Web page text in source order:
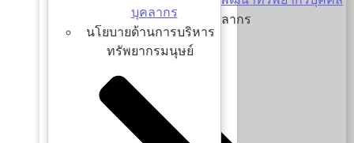
โครงสร้าง ผู้บริหาร และบุคลากร
บุคลากร
นโยบายด้านการบริหาร
ทรัพยากรมนุษย์